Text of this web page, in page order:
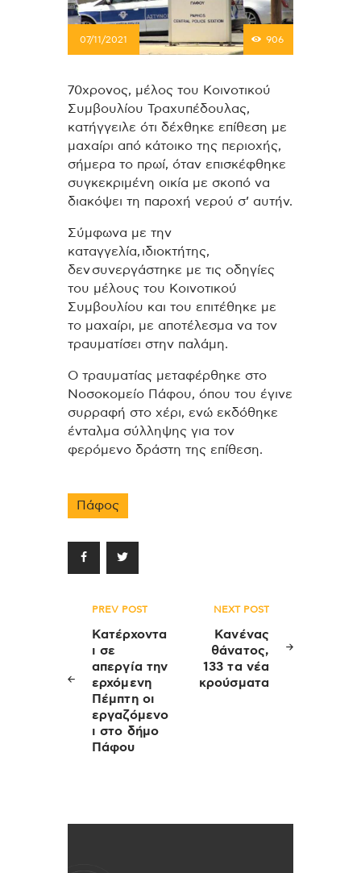
07/11/2021 906
70χρονος, μέλος του Κοινοτικού
Συμβουλίου Τραχυπέδουλας,
κατήγγειλε ότι δέχθηκε επίθεση με
μαχαίρι από κάτοικο της περιοχής,
σήμερα το πρωί, όταν επισκέφθηκε
συγκεκριμένη οικία με σκοπό να
διακόψει τη παροχή νερού σ’ αυτήν.
Σύμφωνα με την
καταγγελία, ιδιοκτήτης,
δεν συνεργάστηκε με τις οδηγίες
του μέλους του Κοινοτικού
Συμβουλίου και του επιτέθηκε με
το μαχαίρι, με αποτέλεσμα να τον
τραυματίσει στην παλάμη.
Ο τραυματίας μεταφέρθηκε στο
Νοσοκομείο Πάφου, όπου του έγινε
συρραφή στο χέρι, ενώ εκδόθηκε
ένταλμα σύλληψης για τον
φερόμενο δράστη της επίθεση.
Πάφος
Πλοήγηση
άρθρων
PREV POST
Κατέρχοντα
ι σε
απεργία την
ερχόμενη
Πέμπτη οι
εργαζόμενο
ι στο δήμο
Πάφου
NEXT POST
Κανένας
θάνατος,
133 τα νέα
κρούσματα